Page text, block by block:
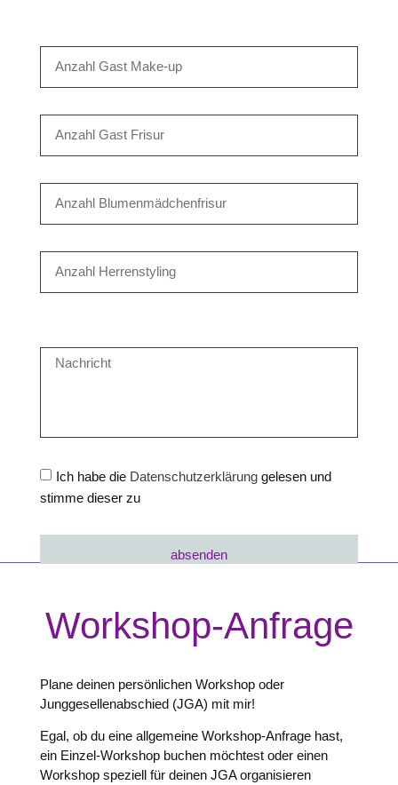
Ich habe die Datenschutzerklärunggelesen und
stimme dieser zu
absenden
Workshop-Anfrage
Plane deinen persönlichen Workshop oder
Junggesellenabschied (JGA) mit mir!
Egal, ob du eine allgemeine Workshop-Anfrage hast,
ein Einzel-Workshop buchen möchtest oder einen
Workshop speziell für deinen JGA organisieren